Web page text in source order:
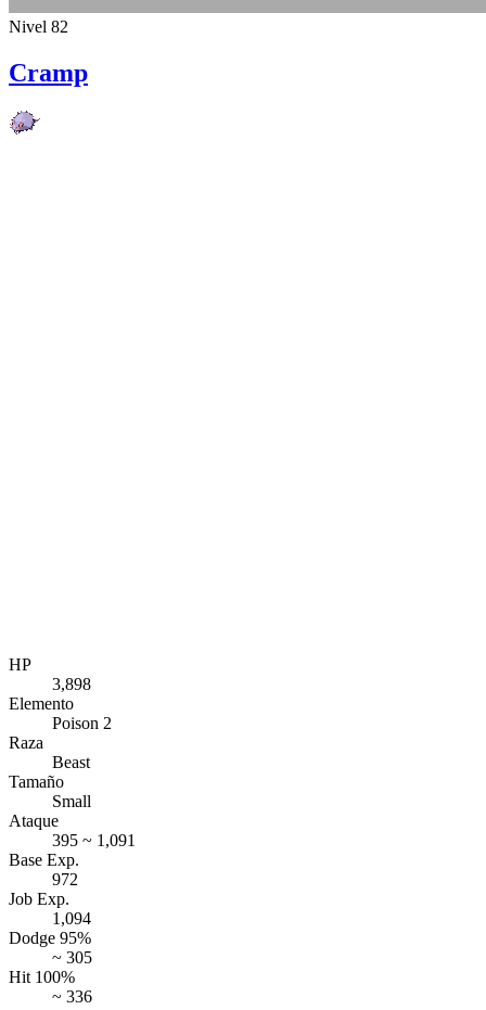
Nivel 82
Cramp
HP
3,898
Elemento
Poison 2
Raza
Beast
Tamaño
Small
Ataque
395 ~ 1,091
Base Exp.
972
Job Exp.
1,094
Dodge 95%
~ 305
Hit 100%
~ 336